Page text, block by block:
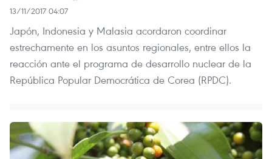
13/11/2017 04:07
Japón, Indonesia y Malasia acordaron coordinar
estrechamente en los asuntos regionales, entre ellos la
reacción ante el programa de desarrollo nuclear de la
República Popular Democrática de Corea (RPDC).